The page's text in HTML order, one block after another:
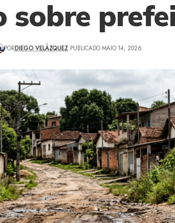
sobre
PORDIEGO VELÁZQUEZ PUBLICADO MAIO 14, 2026